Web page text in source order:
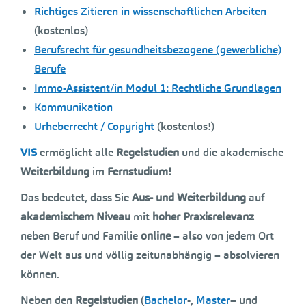
Richtiges Zitieren in wissenschaftlichen Arbeiten
(kostenlos)
Berufsrecht für gesundheitsbezogene (gewerbliche)
Berufe
Immo-Assistent/in Modul 1: Rechtliche Grundlagen
Kommunikation
Urheberrecht / Copyright (kostenlos!)
VISermöglicht alle Regelstudien und die akademische
Weiterbildung im Fernstudium!
Das bedeutet, dass SieAus- und Weiterbildungauf
akademischem Niveau mit hoher Praxisrelevanz
neben Beruf und Familieonline– also von jedem Ort
der Welt aus und völlig zeitunabhängig – absolvieren
können.
Neben den Regelstudien (Bachelor-, Master– und